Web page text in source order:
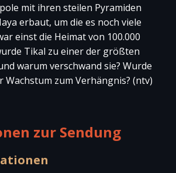
mit ihren steilen Pyramiden
erbaut, um die es noch viele
einst die Heimat von 100.000
Tikal zu einer der größten
warum verschwand sie? Wurde
Wachstum zum Verhängnis? (ntv)
zur Sendung